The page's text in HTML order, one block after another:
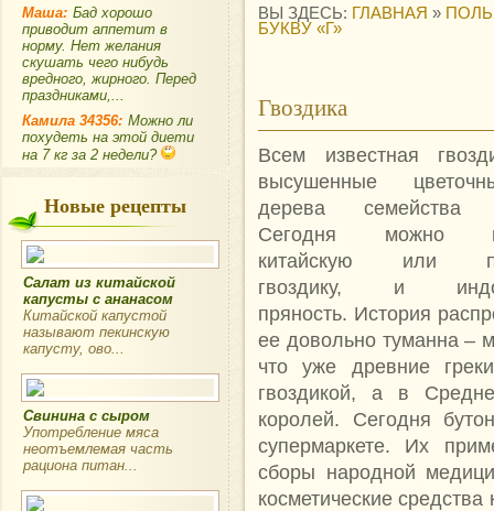
Маша: Бад хорошо
приводит аппетит в
норму. Нет желания
скушать чего нибудь
вредного, жирного. Перед
праздниками,...
Камила 34356: Можно ли
похудеть на этой диети
на 7 кг за 2 недели?
Новые рецепты
Салат из китайской
капусты с ананасом
Китайской капустой
называют пекинскую
капусту, ово...
Свинина с сыром
Употребление мяса
неотъемлемая часть
рациона питан...
ВЫ ЗДЕСЬ: ГЛАВНАЯ »
БУКВУ «Г»
Гвоздика
Всем известная
высушенные
дерева семейства
Сегодня можно
китайскую или
гвоздику, и
пряность. История
ее довольно туманна –
что уже древние
гвоздикой, а в
королей. Сегодня
супермаркете. Их
сборы народной
косметические